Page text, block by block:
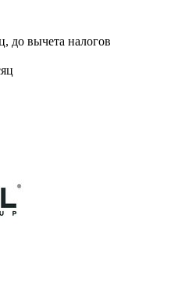
до вычета налогов